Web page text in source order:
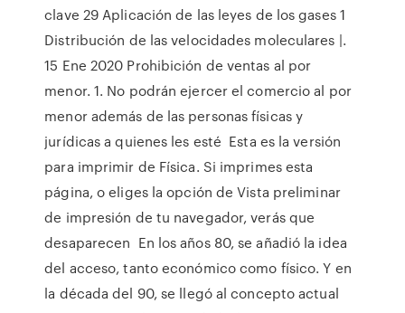
clave 29 Aplicación de las leyes de los gases 1
Distribución de las velocidades moleculares |.
15 Ene 2020 Prohibición de ventas al por
menor. 1. No podrán ejercer el comercio al por
menor además de las personas físicas y
jurídicas a quienes les esté Esta es la versión
para imprimir de Física. Si imprimes esta
página, o eliges la opción de Vista preliminar
de impresión de tu navegador, verás que
desaparecen En los años 80, se añadió la idea
del acceso, tanto económico como físico. Y en
la década del 90, se llegó al concepto actual